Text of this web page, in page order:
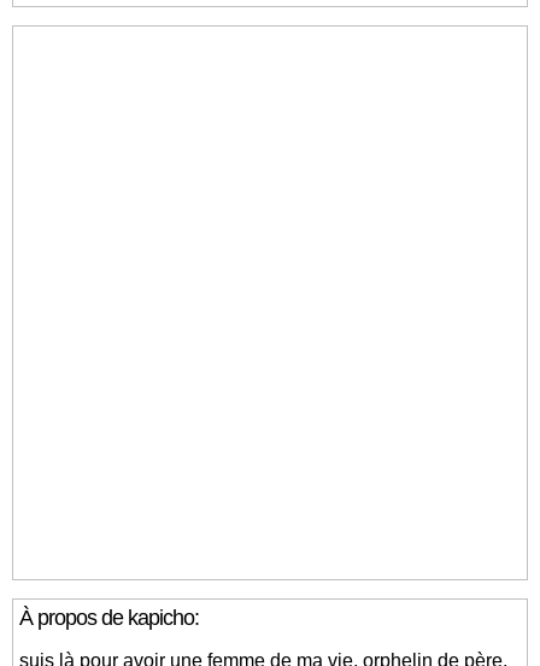
À propos de kapicho:
suis là pour avoir une femme de ma vie, orphelin de père,